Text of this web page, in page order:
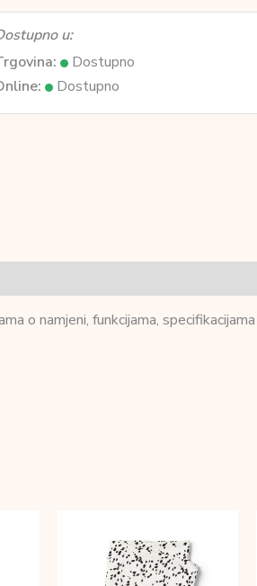
u:
Dostupno
Dostupno
o namjeni, funkcijama,